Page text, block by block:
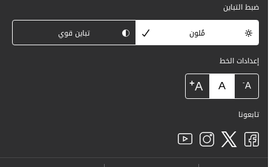
ضبط التباين
مُلون
تباين قوي
إعدادات الخط
A
-
A
A
+
تابعونا